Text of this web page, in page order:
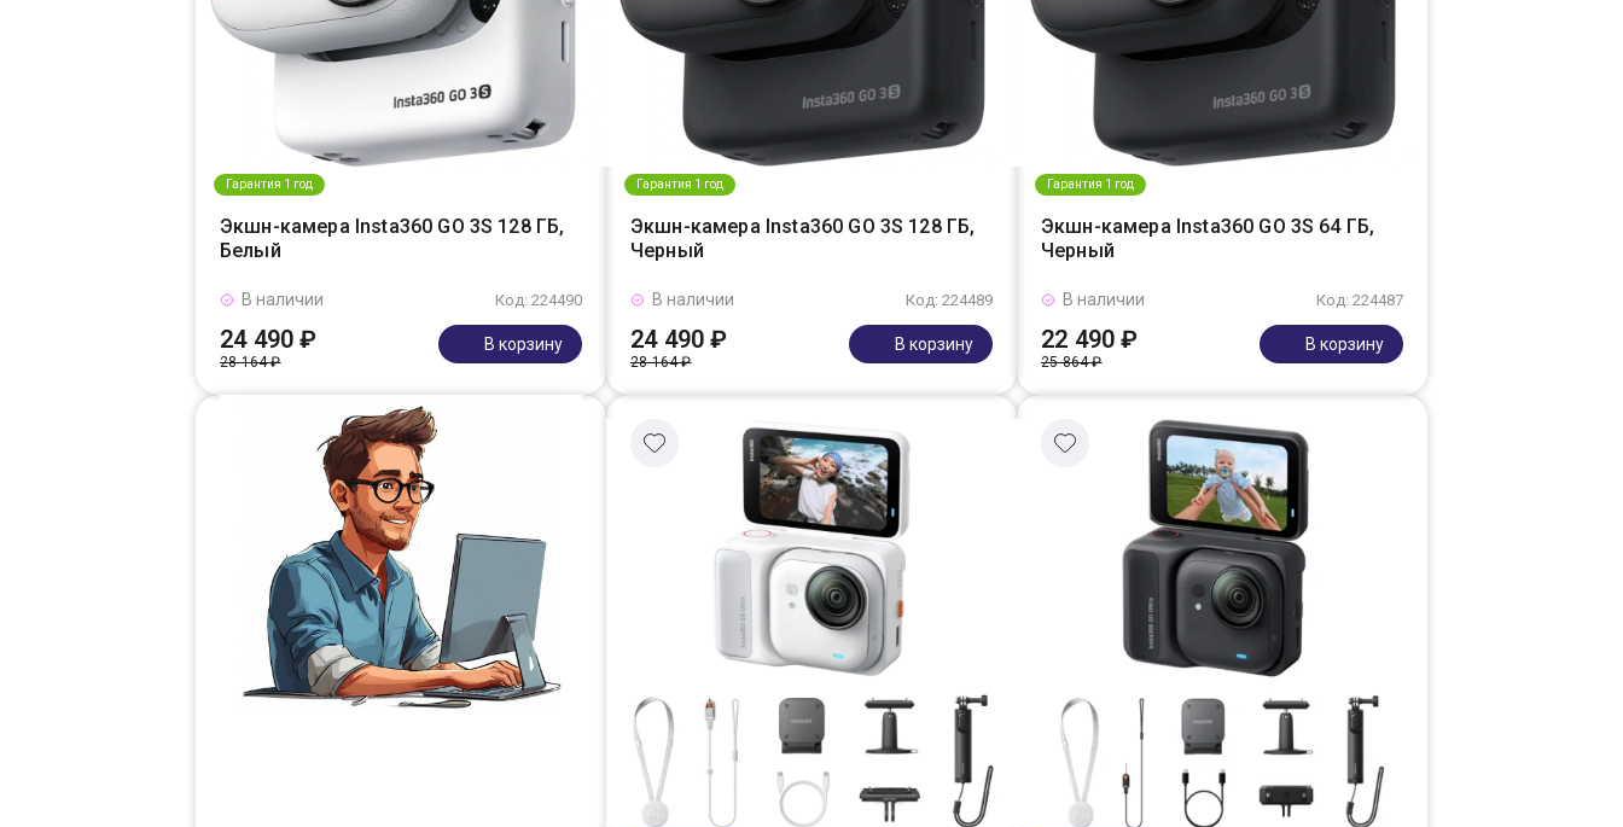
Гарантия 1 год
Экшн-камера Insta360 GO 3S 128 ГБ,
Белый
Код: 224490
В наличии
24 490 ₽
28 164 ₽
В корзину
Гарантия 1 год
Экшн-камера Insta360 GO 3S 128 ГБ,
Черный
Код: 224489
В наличии
24 490 ₽
28 164 ₽
В корзину
Гарантия 1 год
Экшн-камера Insta360 GO 3S 64 ГБ,
Черный
Код: 224487
В наличии
22 490 ₽
25 864 ₽
В корзину